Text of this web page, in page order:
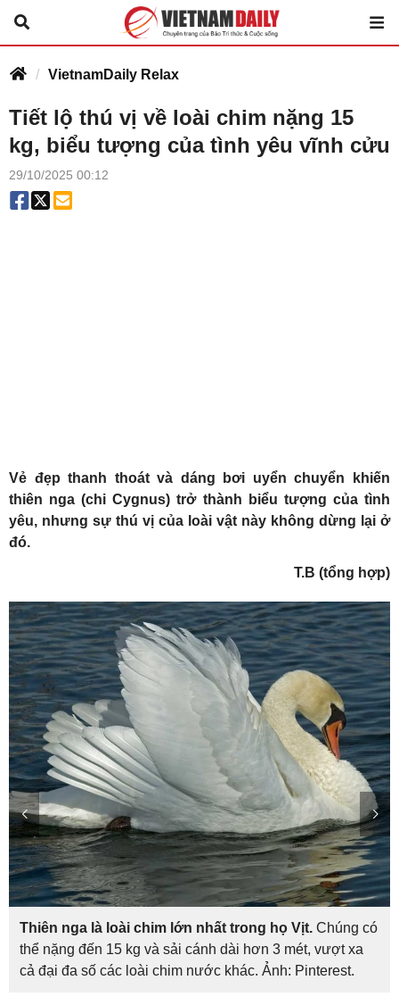
VietnamDaily Relax
Tiết lộ thú vị về loài chim nặng 15
kg, biểu tượng của tình yêu vĩnh cửu
29/10/2025 00:12
Vẻ đẹp thanh thoát và dáng bơi uyển chuyển khiến
thiên nga (chi Cygnus) trở thành biểu tượng của tình
yêu, nhưng sự thú vị của loài vật này không dừng lại ở
đó.
T.B (tổng hợp)
Thiên nga là loài chim lớn nhất trong họ Vịt. Chúng có
thể nặng đến 15 kg và sải cánh dài hơn 3 mét, vượt xa
cả đại đa số các loài chim nước khác. Ảnh: Pinterest.